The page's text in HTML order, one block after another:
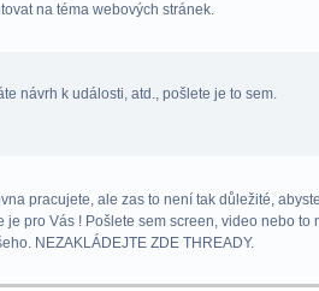
na téma webových stránek.
návrh k události, atd., pošlete je to sem.
pracujete, ale zas to není tak důležité,
pro Vás ! Pošlete sem screen, video nebo to
NEZAKLÁDEJTE ZDE THREADY.